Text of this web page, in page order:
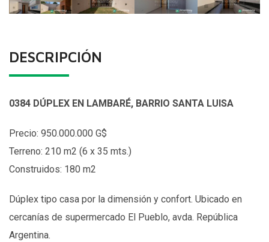
DESCRIPCIÓN
0384 DÚPLEX EN LAMBARÉ, BARRIO SANTA LUISA
Precio: 950.000.000 G$
Terreno: 210 m2 (6 x 35 mts.)
Construidos: 180 m2
Dúplex tipo casa por la dimensión y confort. Ubicado en
cercanías de supermercado El Pueblo, avda. República
Argentina.